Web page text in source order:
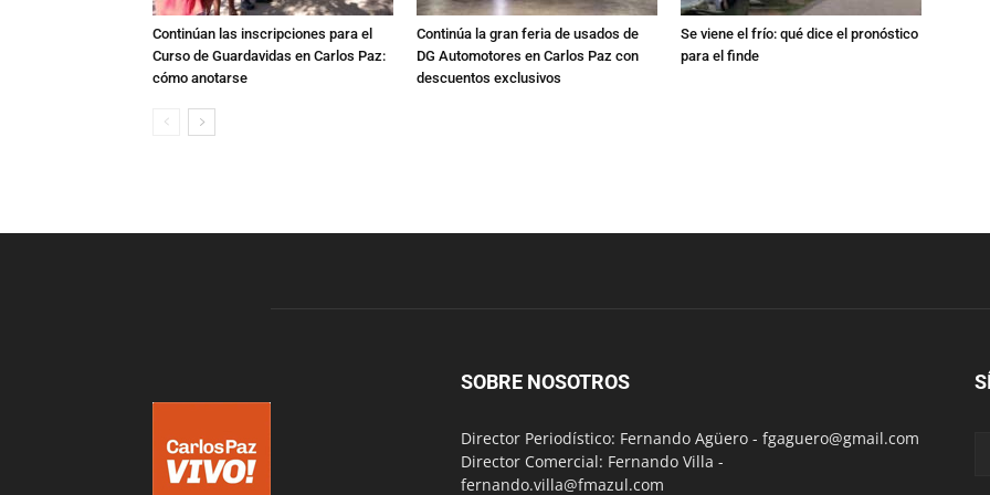
Continúan las inscripciones para el
Curso de Guardavidas en Carlos Paz:
cómo anotarse
Continúa la gran feria de usados de
DG Automotores en Carlos Paz con
descuentos exclusivos
Se viene el frío: qué dice el pronóstico
para el finde
SOBRE NOSOTROS
Director Periodístico: Fernando Agüero - fgaguero@gmail.com
Director Comercial: Fernando Villa -
fernando.villa@fmazul.com